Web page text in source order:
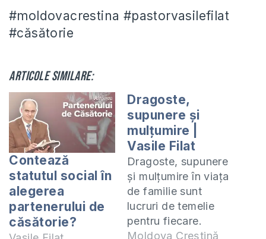
#moldovacrestina #pastorvasilefilat
#căsătorie
Articole similare:
Contează
statutul social în
alegerea
partenerului de
căsătorie?
Dragoste,
supunere și
mulțumire |
Vasile Filat
Dragoste, supunere
și mulțumire în viața
de familie sunt
lucruri de temelie
pentru fiecare.
Dragoste, supunere
Moldova Creștină